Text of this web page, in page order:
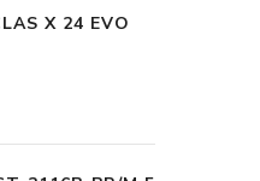
X 24 EVO